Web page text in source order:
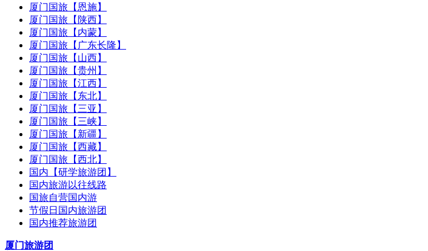
厦门国旅【恩施】
厦门国旅【陕西】
厦门国旅【内蒙】
厦门国旅【广东长隆】
厦门国旅【山西】
厦门国旅【贵州】
厦门国旅【江西】
厦门国旅【东北】
厦门国旅【三亚】
厦门国旅【三峡】
厦门国旅【新疆】
厦门国旅【西藏】
厦门国旅【西北】
国内【研学旅游团】
国内旅游以往线路
国旅自营国内游
节假日国内旅游团
国内推荐旅游团
厦门旅游团